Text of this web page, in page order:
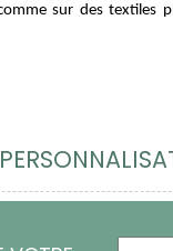
sur des textiles